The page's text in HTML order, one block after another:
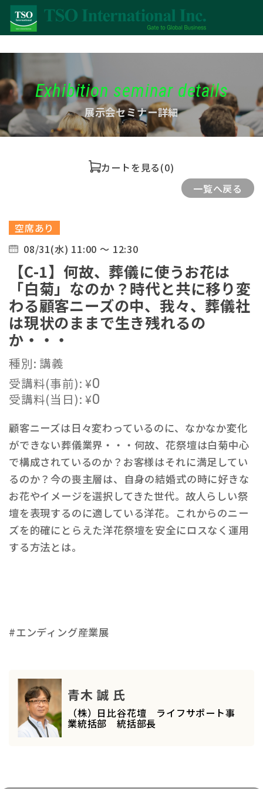
Exhibition seminar details
展示会セミナー詳細
カートを見る(0)
一覧へ戻る
空席あり
08/31(水) 11:00 ～ 12:30
【C-1】何故、葬儀に使うお花は
「白菊」なのか？時代と共に移り変
わる顧客ニーズの中、我々、葬儀社
は現状のままで生き残れるの
か・・・
種別: 講義
受講料(事前):¥0
受講料(当日):¥0
顧客ニーズは日々変わっているのに、なかなか変化
ができない葬儀業界・・・何故、花祭壇は白菊中心
で構成されているのか？お客様はそれに満足してい
るのか？今の喪主層は、自身の結婚式の時に好きな
お花やイメージを選択してきた世代。故人らしい祭
壇を表現するのに適している洋花。これからのニー
ズを的確にとらえた洋花祭壇を安全にロスなく運用
する方法とは。
#エンディング産業展
青木 誠 氏
（株）日比谷花壇 ライフサポート事
業統括部 統括部長